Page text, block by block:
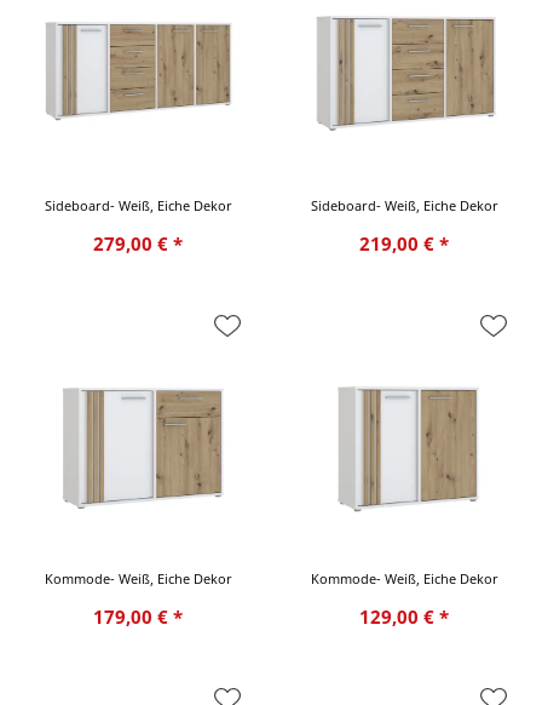
Sideboard- Weiß, Eiche Dekor
279,00 € *
Sideboard- Weiß, Eiche Dekor
219,00 € *
Kommode- Weiß, Eiche Dekor
179,00 € *
Kommode- Weiß, Eiche Dekor
129,00 € *